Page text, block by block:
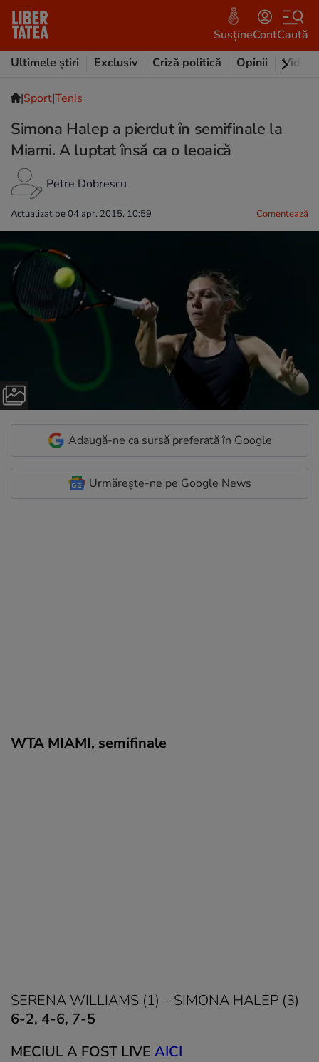
SusțineContCaută
Ultimele știri
Exclusiv Criză politică Opinii Video
|Sport|Tenis
Simona Halep a pierdut în semifinale la
Miami. A luptat însă ca o leoaică
Petre Dobrescu
Actualizat pe 04 apr. 2015, 10:59 Comentează
Adaugă-ne ca sursă preferată în Google
Urmărește-ne pe Google News
WTA MIAMI, semifinale
SERENA WILLIAMS (1) – SIMONA HALEP (3)
6-2, 4-6, 7-5
MECIUL A FOST LIVE AICI